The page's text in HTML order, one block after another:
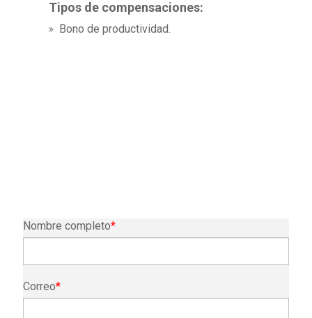
Tipos de compensaciones:
Bono de productividad.
Nombre completo*
Correo*